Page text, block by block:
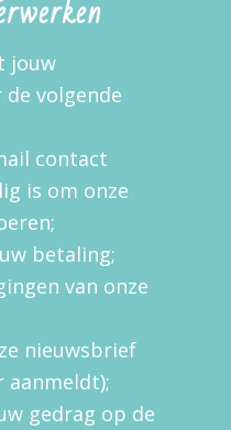
jouw
volgende
contact
is om onze
betaling;
van onze
nieuwsbrief
aanmeldt);
gedrag op de